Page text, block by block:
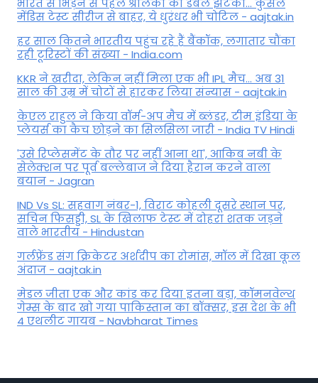
भारत से भिड़ने से पहले श्रीलंका को डबल झटका... कुसल
मेंडिस टेस्ट सीरीज से बाहर, ये धुरंधर भी चोटिल - aajtak.in
हर साल कितने भारतीय पहुंच रहे हैं बैंकॉक, लगातार चौंका
रही टूरिस्टों की संख्या - India.com
KKR ने खरीदा, लेकिन नहीं मिला एक भी IPL मैच... अब 31
साल की उम्र में चोटों से हारकर लिया संन्यास - aajtak.in
केएल राहुल ने किया वॉर्म-अप मैच में ब्लंडर, टीम इंडिया के
प्लेयर्स का कैच छोड़ने का सिलसिला जारी - India TV Hindi
'उसे रिप्लेसमेंट के तौर पर नहीं आना था', आकिब नबी के
सेलेक्शन पर पूर्व बल्लेबाज ने दिया हैरान करने वाला
बयान - Jagran
IND Vs SL: सहवाग नंबर-1, विराट कोहली दूसरे स्थान पर,
सचिन फिसड्डी, SL के खिलाफ टेस्ट में दोहरा शतक जड़ने
वाले भारतीय - Hindustan
गर्लफ्रेंड संग क्रिकेटर अर्शदीप का रोमांस, मॉल में द‍िखा कूल
अंदाज - aajtak.in
मेडल जीता एक और कांड कर दिया इतना बड़ा, कॉमनवेल्थ
गेम्स के बाद खो गया पाकिस्तान का बॉक्सर, इस देश के भी
4 एथलीट गायब - Navbharat Times